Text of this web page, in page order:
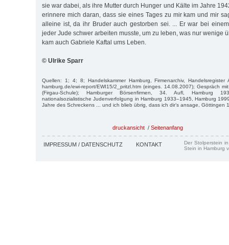
sie war dabei, als ihre Mutter durch Hunger und Kälte im Jahre
erinnere mich daran, dass sie eines Tages zu mir kam und mir
alleine ist, da ihr Bruder auch gestorben sei. ... Er war bei
jeder Jude schwer arbeiten musste, um zu leben, was nur wenige
kam auch Gabriele Kaftal ums Leben.
© Ulrike Sparr
Quellen: 1; 4; 8; Handelskammer Hamburg, Firmenarchiv, Handelsregister
hamburg.de/ewi-report/EWI15/2_pritzl.htm (einges. 14.08.2007); Gespräch
(Firgau-Schule); Hamburger Börsenfirmen, 34. Aufl, Hamburg
nationalsozialistische Judenverfolgung in Hamburg 1933–1945, Hamburg
Jahre des Schreckens ... und ich blieb übrig, dass ich dir’s ansage, Göttingen
druckansicht / Seitenanfang
IMPRESSUM / DATENSCHUTZ KONTAKT
Der Stolperstein
Stein in Hamburg